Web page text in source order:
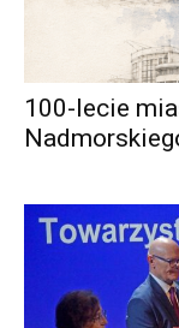
100-lecie